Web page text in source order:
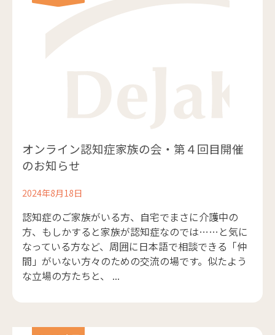
オンライン認知症家族の会・第４回目開催
のお知らせ
2024年8月18日
認知症のご家族がいる方、自宅でまさに介護中の
方、もしかすると家族が認知症なのでは……と気に
なっている方など、周囲に日本語で相談できる「仲
間」がいない方々のための交流の場です。似たよう
な立場の方たちと、 ...